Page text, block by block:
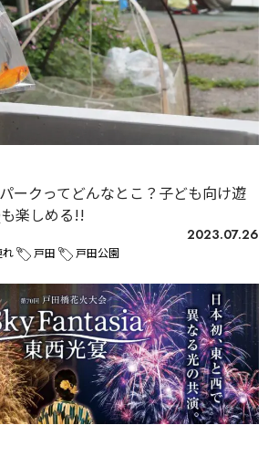
ークってどんなとこ？子ども向け遊
楽しめる!!
2023.07.26
れ 戸田 戸田公園